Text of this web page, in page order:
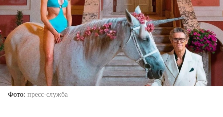
Фото пресс-служба